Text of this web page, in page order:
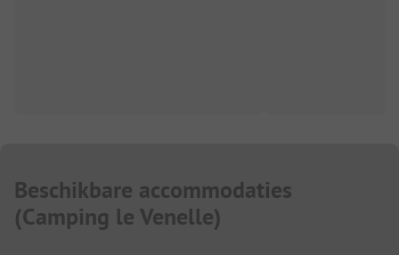
Beschikbare accommodaties
(Camping le Venelle)